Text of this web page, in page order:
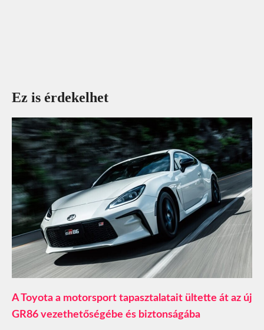
Ez is érdekelhet
A Toyota a motorsport tapasztalatait ültette át az új
GR86 vezethetőségébe és biztonságába